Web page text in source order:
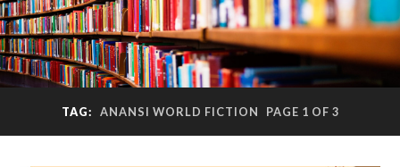
TAG: ANANSI WORLD FICTION PAGE 1 OF 3